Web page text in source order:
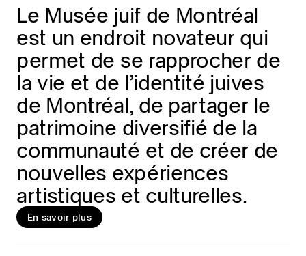
Le Musée juif de Montréal
est un endroit novateur qui
permet de se rapprocher de
la vie et de l’identité juives
de Montréal, de partager le
patrimoine diversifié de la
communauté et de créer de
nouvelles expériences
artistiques et culturelles.
En savoir plus